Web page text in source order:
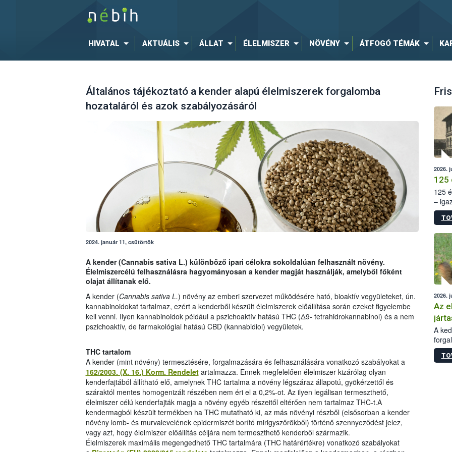
HIVATAL AKTUÁLIS ÁLLAT ÉLELMISZER NÖVÉNY ÁTFOGÓ TÉMÁK
Általános tájékoztató a kender alapú élelmiszerek forgalomba
hozataláról és azok szabályozásáról
2024. január 11, csütörtök
A kender (Cannabis sativa L.) különböző ipari célokra sokoldalúan felhasznált növény.
Élelmiszercélú felhasználásra hagyományosan a kender magját használják, amelyből főként
olajat állítanak elő.
A kender (Cannabis sativa L.) növény az emberi szervezet működésére ható, bioaktív vegyületeket, ún.
kannabinoidokat tartalmaz, ezért a kenderből készült élelmiszerek előállítása során ezeket figyelembe
kell venni. Ilyen kannabinoidok például a pszichoaktív hatású THC (Δ9- tetrahidrokannabinol) és a nem
pszichoaktív, de farmakológiai hatású CBD (kannabidiol) vegyületek.
THC tartalom
A kender (mint növény) termesztésére, forgalmazására és felhasználására vonatkozó szabályokat a
162/2003. (X. 16.) Korm. Rendeletartalmazza. Ennek megfelelően élelmiszer kizárólag olyan
kenderfajtából állítható elő, amelynek THC tartalma a növény légszáraz állapotú, gyökérzettől és
száraktól mentes homogenizált részében nem éri el a 0,2%-ot. Az ilyen legálisan termeszthető,
élelmiszer célú kenderfajták magja a növény egyéb részeitől eltérően nem tartalmaz THC-t.A
kendermagból készült termékben ha THC mutatható ki, az más növényi részből (elsősorban a kender
növény lomb- és murvalevelének epidermiszét borító mirigyszőrökből) történő szennyeződést jelez,
vagy azt, hogy élelmiszer előállítás céljára nem termeszthető kenderből származik.
Élelmiszerek maximális megengedhető THC tartalmára (THC határértékre) vonatkozó szabályokat
2026.
125
125
–
15.
2026.
Az
A